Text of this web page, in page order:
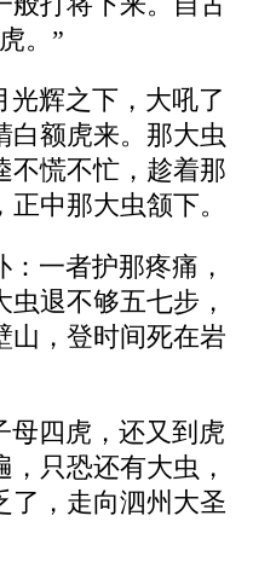
。”
光辉之下，大吼了
白额虎来。那大虫
不慌不忙，趁着那
中那大虫颔下。
一者护那疼痛，
退不够五七步，
山，登时间死在岩
母四虎，还又到虎
只恐还有大虫，
了，走向泗州大圣